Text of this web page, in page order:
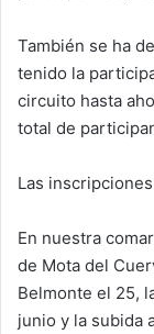
También se ha
tenido la
circuito hasta
total de
Las
En nuestra
de Mota del
Belmonte el 25,
junio y la subida